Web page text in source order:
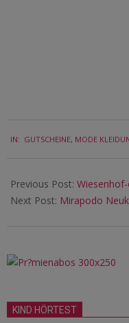
04-
IN: GUTSCHEINE, MODE
Previous Post:
Next Post: Mirapodo
KIND HÖRTEST